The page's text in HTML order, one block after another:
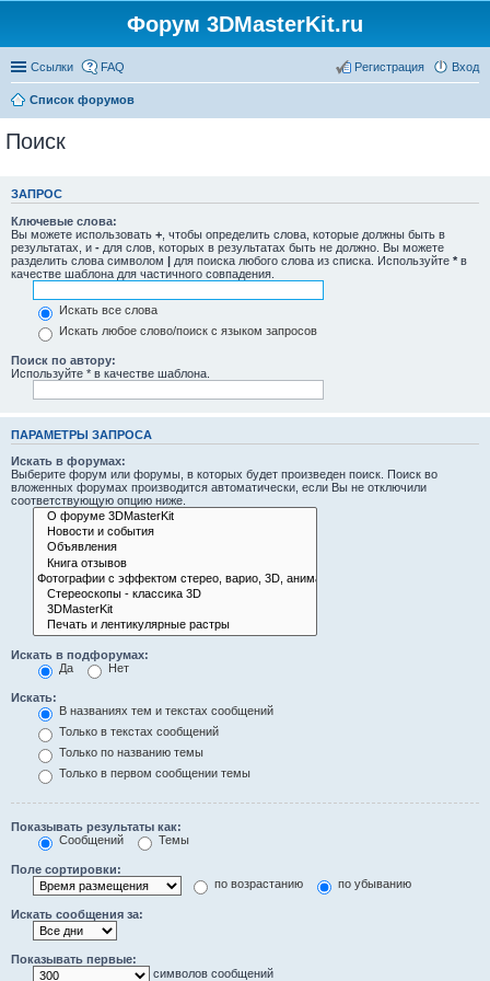
Форум 3DMasterKit.ru
Ссылки FAQ Вход
Регистрация
Список форумов
Поиск
ЗАПРОС
Ключевые слова:
Вы можете использовать + , чтобы определить слова, которые должны быть в
результатах, и - для слов, которых в результатах быть не должно. Вы можете
разделить слова символом | для поиска любого слова из списка. Используйте * в
качестве шаблона для частичного совпадения.
Искать все слова
Искать любое слово/поиск с языком запросов
Поиск по автору:
Используйте * в качестве шаблона.
ПАРАМЕТРЫ ЗАПРОСА
Искать в форумах:
Выберите форум или форумы, в которых будет произведен поиск. Поиск во
вложенных форумах производится автоматически, если Вы не отключили
соответствующую опцию ниже.
Искать в подфорумах:
Да
Нет
Искать:
В названиях тем и текстах сообщений
Только в текстах сообщений
Только по названию темы
Только в первом сообщении темы
Показывать результаты как:
Сообщений
Темы
Поле сортировки:
по возрастанию
по убыванию
Искать сообщения за:
Показывать первые:
символов сообщений